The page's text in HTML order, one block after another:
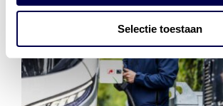
Selectie toestaan